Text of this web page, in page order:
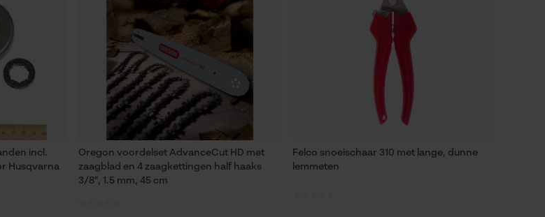
incl.
Husqvarna
Oregon voordelset AdvanceCut HD met
zaagblad en 4 zaagkettingen half haaks
3/8", 1.5 mm, 45 cm
Felco snoeischaar 310 met lange, dunne
lemmeten
Econda Tag Manager
Cookies
Econda Analytics
Mouseflow Web Analytics Tool